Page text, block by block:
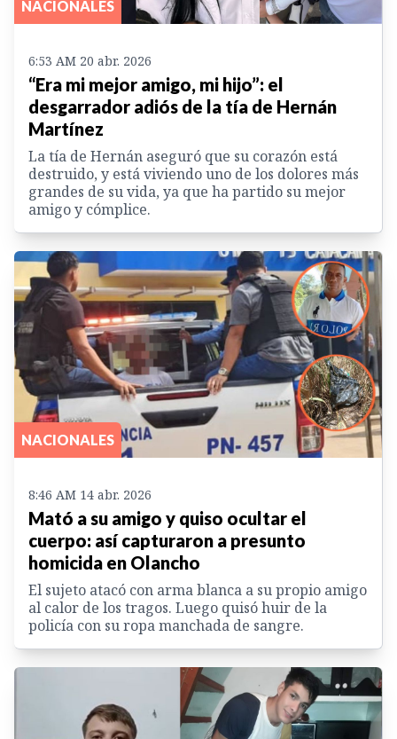
NACIONALES
6:53 AM 20 abr. 2026
“Era mi mejor amigo, mi hijo”: el
desgarrador adiós de la tía de Hernán
Martínez
La tía de Hernán aseguró que su corazón está
destruido, y está viviendo uno de los dolores más
grandes de su vida, ya que ha partido su mejor
amigo y cómplice.
NACIONALES
8:46 AM 14 abr. 2026
Mató a su amigo y quiso ocultar el
cuerpo: así capturaron a presunto
homicida en Olancho
El sujeto atacó con arma blanca a su propio amigo
al calor de los tragos. Luego quisó huir de la
policía con su ropa manchada de sangre.